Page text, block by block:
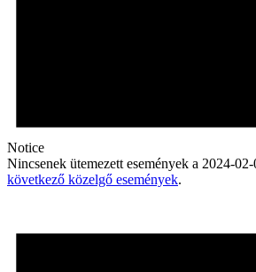
Notice
Nincsenek ütemezett események a 2024-
következő közelgő események.